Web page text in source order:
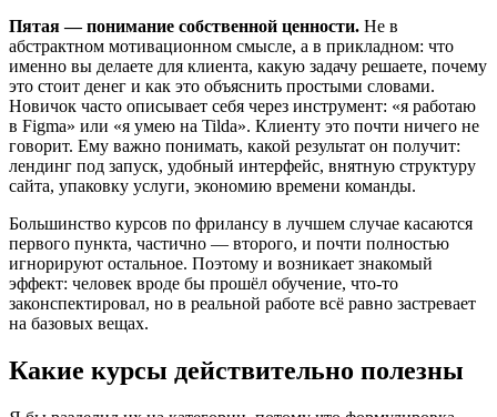
Пятая — понимание собственной ценности. Не в
абстрактном мотивационном смысле, а в прикладном: что
именно вы делаете для клиента, какую задачу решаете, почему
это стоит денег и как это объяснить простыми словами.
Новичок часто описывает себя через инструмент: «я работаю
в Figma» или «я умею на Tilda». Клиенту это почти ничего не
говорит. Ему важно понимать, какой результат он получит:
лендинг под запуск, удобный интерфейс, внятную структуру
сайта, упаковку услуги, экономию времени команды.
Большинство курсов по фрилансу в лучшем случае касаются
первого пункта, частично — второго, и почти полностью
игнорируют остальное. Поэтому и возникает знакомый
эффект: человек вроде бы прошёл обучение, что-то
законспектировал, но в реальной работе всё равно застревает
на базовых вещах.
Какие курсы действительно полезны